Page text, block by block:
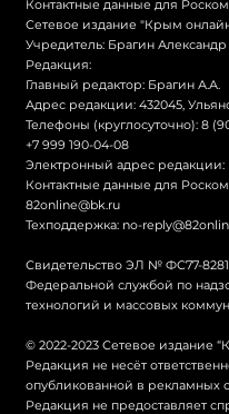
Контактные данные для
Сетевое издание "Крым
Учредитель: Брагин
Редакция:
Главный редактор: Брагин А.А.
Адрес редакции: 432045,
Телефоны (круглосуточно): 8
+7 999 190-04-08
Электронный адрес редакции:
Контактные данные для
82online@bk.ru
Техподдержка: no-
Свидетельство ЭЛ № ФС77-
Федеральной службой по
технологий и массовых
© 2022-2023 Сетевое издание
Редакция не несёт
опубликованной в рекламных
Редакция не предоставляет